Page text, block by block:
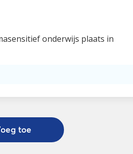
onderwijs plaats in
toe